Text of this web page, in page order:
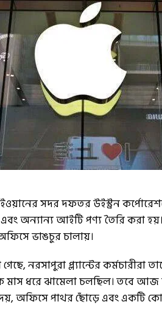
সদর দফতর উইস্ট্রন
আইটি পণ্য তৈরি করা হয়।
ভাঙচুর চালায়।
নরসাপুরা প্ল্যান্টের কর্মচারীরা
মাস ধরে ঝামেলা চলছিল। তবে আজ
দেয়, অফিসে পাথর ছোঁড়ে এবং একটি